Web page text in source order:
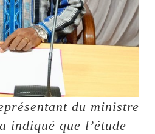
du ministre
indiqué que l’étude